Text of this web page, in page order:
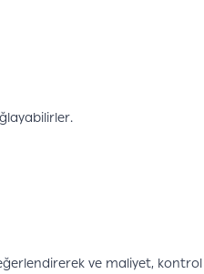
ve maliyet, kontrol